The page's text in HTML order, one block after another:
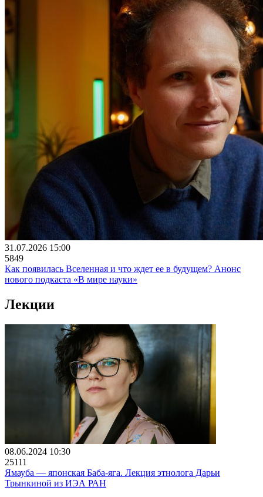
31.07.2026 15:00
5849
Как появилась Вселенная и что ждет ее в будущем? Анонс
нового подкаста «В мире науки»
Лекции
08.06.2024 10:30
25111
Ямауба ― японская Баба-яга. Лекция этнолога Дарьи
Трынкиной из ИЭА РАН